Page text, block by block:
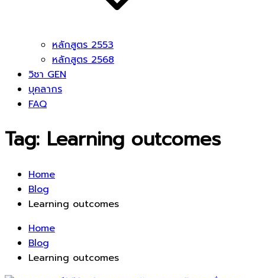
หลักสูตร 2553
หลักสูตร 2568
วิชา GEN
บุคลากร
FAQ
Tag: Learning outcomes
Home
Blog
Learning outcomes
Home
Blog
Learning outcomes